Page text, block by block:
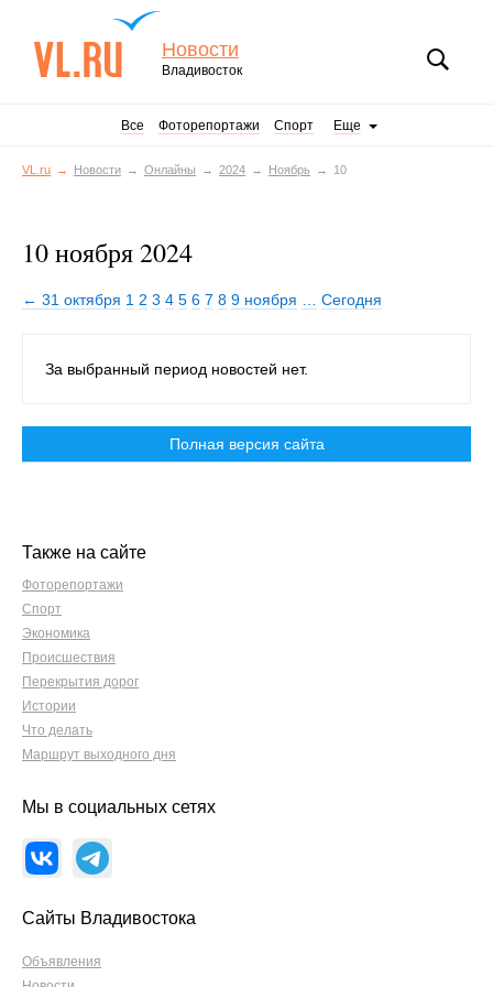
Новости
Владивосток
Все Фоторепортажи Спорт Еще
VL.ru Новости Онлайны 2024 Ноябрь 10
10 ноября 2024
← 31 октября 1 2 3 4 5 6 7 8 9 ноября Сегодня
За выбранный период новостей нет.
Полная версия сайта
Также на сайте
Фоторепортажи
Спорт
Экономика
Происшествия
Перекрытия дорог
Истории
Что делать
Маршрут выходного дня
Мы в социальных сетях
Сайты Владивостока
Объявления